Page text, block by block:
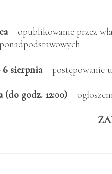
– opublikowanie przez
6 sierpnia– postępowanie
(do godz. 12:00) –